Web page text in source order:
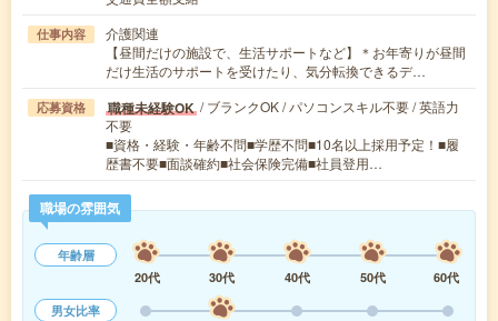
仕事内容
介護関連
【昼間だけの施設で、生活サポートなど】＊お年寄りが昼間
だけ生活のサポートを受けたり、気分転換できるデ…
応募資格 職種未経験OK / ブランクOK / パソコンスキル不要 / 英語力
不要
■資格・経験・年齢不問■学歴不問■10名以上採用予定！■履
歴書不要■面談確約■社会保険完備■社員登用…
職場の雰囲気
年齢層
20代
30代 40代 50代
60代
男女比率